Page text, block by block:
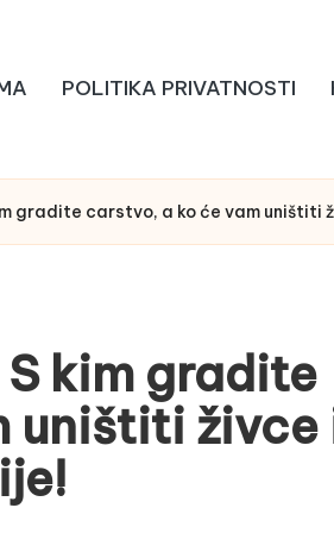
POLITIKA PRIVATNOSTI
gradite carstvo, a ko će vam
S kim gradite
uništiti